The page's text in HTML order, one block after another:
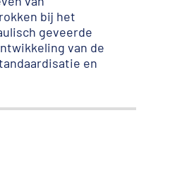
bij het
geveerde
van de
en